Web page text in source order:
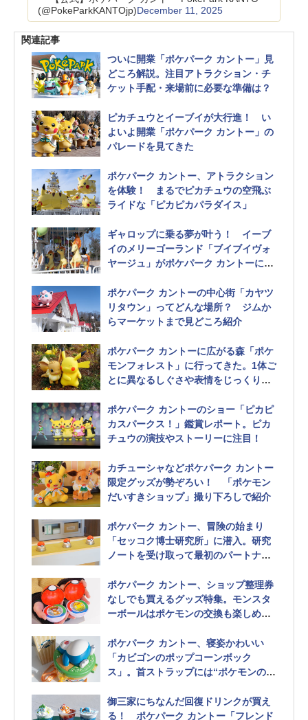
(@PokeParkKANTOjp)December 11, 2025
関連記事
ついに開業「ポケパーク カントー」見
どころ解説。注目アトラクション・チ
ケット手配・来場前に必要な準備は？
ピカチュウとイーブイが大行進！ い
よいよ開業「ポケパーク カントー」の
パレードを見てきた
ポケパーク カントー、アトラクション
を体験！ まるでピカチュウの空飛ぶ
ライドな「ピカピカパラダイス」
ギャロップに乗る夢が叶う！ イーブ
イのメリーゴーランド「ブイブイヴォ
ヤージュ」がポケパーク カントーに登
ポケパーク カントーの中心街「カヤツ
リタウン」ってどんな場所？ ジムか
らマーケットまで見どころ紹介
ポケパーク カントーに広がる森「ポケ
モンフォレスト」に行ってきた。1体ご
とに異なるしぐさや表情をじっくり観
ポケパーク カントーのショー「ピカピ
カスパークス！」鑑賞レポート。ピカ
チュウの演技やストーリーに注目！
カチューシャなどポケパーク カントー
限定グッズが勢ぞろい！ 「ポケモン
だいすきショップ」撮り下ろしで紹介
ポケパーク カントー、冒険の始まり
「セッコク博士研究所」に潜入。研究
ノートを受け取って最初のパートナー
ポケパーク カントー、ショップ整理券
なしでも買えるグッズ特集。モンスタ
ーボールはポケモンの交換も楽しめ
ポケパーク カントー、寝姿かわいい
「カビゴンのポップコーンボック
ス」。首ストラップには“ポケモンのふ
御三家にちなんだ回復ドリンクが買え
る！ ポケパーク カントー「フレンド